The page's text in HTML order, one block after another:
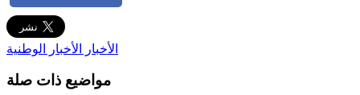
الأخبار الأخبار الوطنية
مواضيع ذات صلة